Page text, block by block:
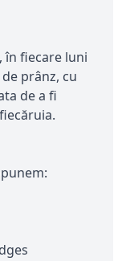
în fiecare luni
prânz, cu
de a fi